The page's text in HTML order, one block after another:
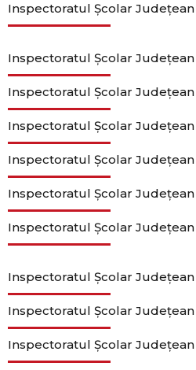
Inspectoratul Școlar
Inspectoratul Școlar Județean
Inspectoratul Școlar
Inspectoratul Școlar
Inspectoratul Școlar
Inspectoratul Școlar
Inspectoratul Școlar
Inspectoratul Școlar
Inspectoratul Școlar Județean
Inspectoratul Școlar